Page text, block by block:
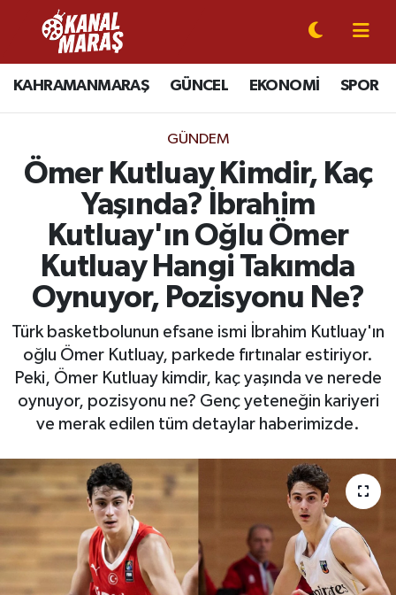
KAHRAMANMARAŞ GÜNCEL EKONOMİ SPOR
GÜNDEM
Ömer Kutluay Kimdir, Kaç
Yaşında? İbrahim
Kutluay'ın Oğlu Ömer
Kutluay Hangi Takımda
Oynuyor, Pozisyonu Ne?
Türk basketbolunun efsane ismi İbrahim Kutluay'ın
oğlu Ömer Kutluay, parkede fırtınalar estiriyor.
Peki, Ömer Kutluay kimdir, kaç yaşında ve nerede
oynuyor, pozisyonu ne? Genç yeteneğin kariyeri
ve merak edilen tüm detaylar haberimizde.
CANLI YAYIN
KAHRAMANMARAŞ
SPOR
SİYASET
EKONOMİ
GÜNDEM
MAGAZİN
SAĞLIK
EĞİTİM
BÖLGE
KEŞFET
Kahramanmaraş Nöbetçi Eczaneler
Kahramanmaraş Hava Durumu
Kahramanmaraş Namaz Vakitleri
Kahramanmaraş Trafik Yoğunluk Haritası
Süper Lig Puan Durumu ve Fikstür
Tüm Manşetler
Son Dakika Haberleri
Haber Arşivi